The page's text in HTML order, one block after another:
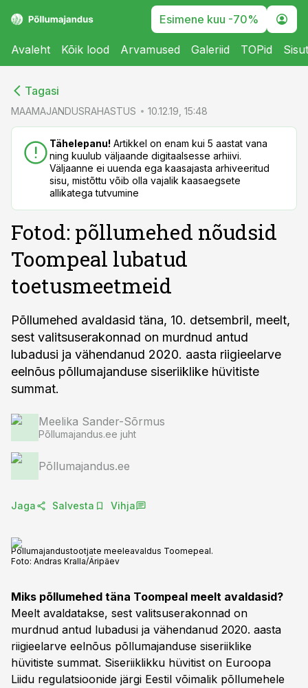
Esimene kuu -70%
Avaleht Kõik lood Arvamused Galeriid TOPid
Tagasi
MAAMAJANDUSRAHASTUS 10.12.19, 15:48
Tähelepanu! Artikkel on enam kui 5 aastat vana
ning kuulub väljaande digitaalsesse arhiivi.
Väljaanne ei uuenda ega kaasajasta arhiveeritud
sisu, mistõttu võib olla vajalik kaasaegsete
allikatega tutvumine
Fotod: põllumehed nõudsid
Toompeal lubatud
toetusmeetmeid
Põllumehed avaldasid täna, 10. detsembril, meelt,
sest valitsuserakonnad on murdnud antud
lubadusi ja vähendanud 2020. aasta riigieelarve
eelnõus põllumajanduse siseriiklike hüvitiste
summat.
Meelika Sander-Sõrmus
Põllumajandus.ee juht
Põllumajandus.ee
Jaga Salvesta Vihja
Põllumajandustootjate meeleavaldus Toomepeal.
Foto: Andras Kralla/Äripäev
Miks põllumehed täna Toompeal meelt avaldasid?
Meelt avaldatakse, sest valitsuserakonnad on
murdnud antud lubadusi ja vähendanud 2020. aasta
riigieelarve eelnõus põllumajanduse siseriiklike
hüvitiste summat. Siseriiklikku hüvitist on Euroopa
Liidu regulatsioonide järgi Eestil võimalik põllumehele